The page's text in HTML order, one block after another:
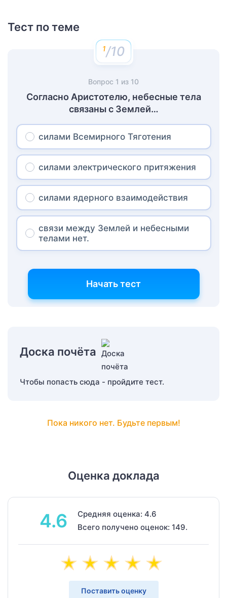
Тест по теме
/10
Вопрос 1 из 10
Согласно Аристотелю, небесные тела
связаны с Землей…
силами Всемирного Тяготения
силами электрического притяжения
силами ядерного взаимодействия
связи между Землей и небесными
телами нет.
Начать тест
Доска почёта
Чтобы попасть сюда - пройдите тест.
Пока никого нет. Будьте первым!
Оценка доклада
4.6
Средняя оценка: 4.6
Всего получено оценок: 149.
Поставить оценку